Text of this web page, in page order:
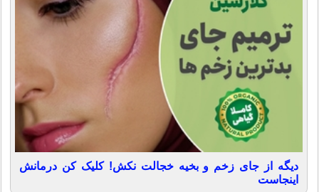
دیگه از جای زخم و بخیه خجالت نکش! کلیک کن درمانش
اینجاست